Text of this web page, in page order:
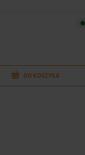
DO KOSZYKA